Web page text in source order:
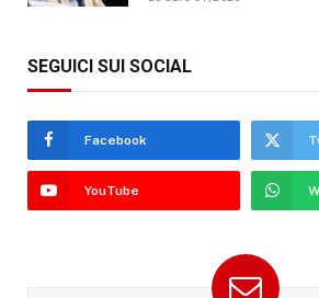
SEGUICI SUI SOCIAL
Facebook
YouTube